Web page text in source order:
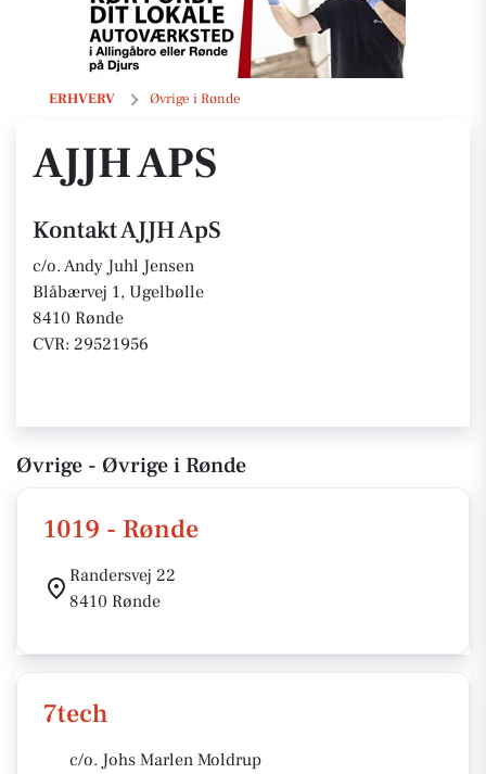
ERHVERV Øvrige i Rønde
AJJH ApS
AJJH APS
Kontakt AJJH ApS
c/o. Andy Juhl Jensen
Blåbærvej 1, Ugelbølle
8410 Rønde
CVR: 29521956
Øvrige - Øvrige i Rønde
1019 - Rønde
Randersvej 22
8410 Rønde
7tech
c/o. Johs Marlen Moldrup